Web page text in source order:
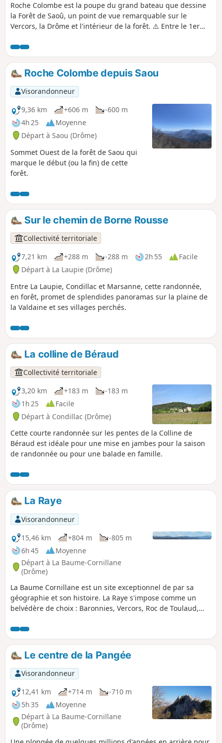
Roche Colombe est la poupe du grand bateau que dessine
la Forêt de Saoû, un point de vue remarquable sur le
Vercors, la Drôme et l'intérieur de la forêt. ⚠️ Entre le 1er
0176 du 4 juin 2026 portant sur la restriction temporaire
d'accès en forêt de Saoû et sur le plateau d'Ambel en cas de
risque d'incendie évalué chaque jour. Une carte est publiée
chaque soir (vers 17 h 30) pour le lendemain.
Roche Colombe depuis Saou
Visorandonneur
9,36 km
+606 m
-600 m
4h 25
Moyenne
Départ à Saou (Drôme)
Sommet Ouest de la forêt de Saou qui
marque le début (ou la fin) de cette
forêt.
Sur le chemin de Borne Rousse
Collectivité territoriale
7,21 km
+288 m -288 m 2h 55
Facile
Départ à La Laupie (Drôme)
Entre La Laupie, Condillac et Marsanne, cette randonnée,
en forêt, promet de splendides panoramas sur la plaine de
la Valdaine et ses villages perchés.
La colline de Béraud
Collectivité territoriale
3,20 km
+183 m
-183 m
1h 25
Facile
Départ à Condillac (Drôme)
Cette courte randonnée sur les pentes de la Colline de
Béraud est idéale pour une mise en jambes pour la saison
de randonnée ou pour une balade en famille.
La Raye
Visorandonneur
15,46 km
+804 m
-805 m
6h 45
Moyenne
Départ à La Baume-Cornillane
(Drôme)
La Baume Cornillane est un site exceptionnel de par sa
géographie et son histoire. La Raye s'impose comme un
belvédère de choix : Baronnies, Vercors, Roc de Toulaud,
superbes.
Le centre de la Pangée
Visorandonneur
12,41 km
+714 m
-710 m
5h 35
Moyenne
Départ à La Baume-Cornillane
(Drôme)